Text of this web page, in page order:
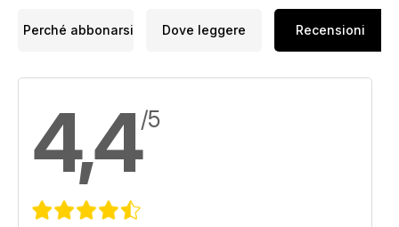
Perché abbonarsi Dove leggere Recensioni
4,4/5